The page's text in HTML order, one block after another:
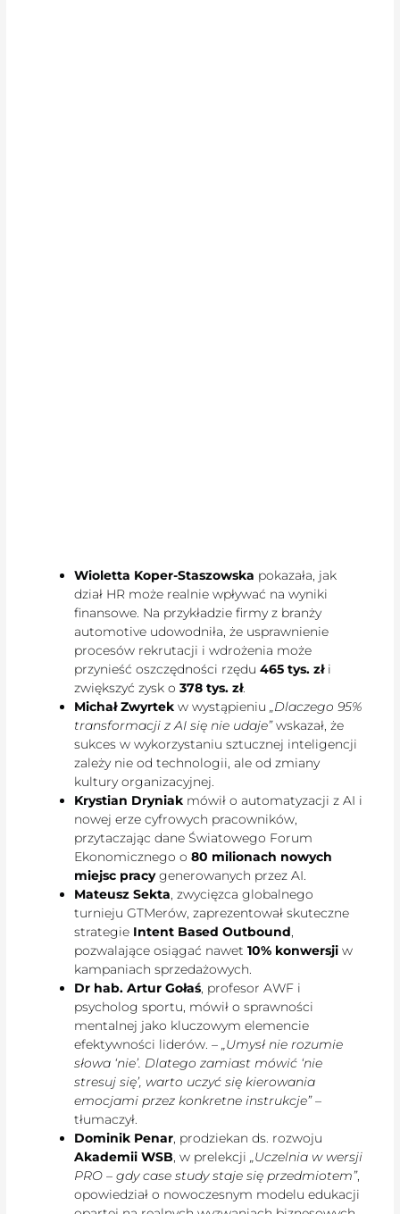
Wioletta Koper-Staszowska pokazała, jak
dział HR może realnie wpływać na wyniki
finansowe. Na przykładzie firmy z branży
automotive udowodniła, że usprawnienie
procesów rekrutacji i wdrożenia może
przynieść oszczędności rzędu465 tys. złi
zwiększyć zysk o378 tys. zł.
Michał Zwyrtek w wystąpieniu„Dlaczego 95%
transformacji z AI się nie udaje”wskazał, że
sukces w wykorzystaniu sztucznej inteligencji
zależy nie od technologii, ale od zmiany
kultury organizacyjnej.
Krystian Dryniak mówił o automatyzacji z AI i
nowej erze cyfrowych pracowników,
przytaczając dane Światowego Forum
Ekonomicznego o80 milionach nowych
miejsc pracygenerowanych przez AI.
Mateusz Sekta, zwycięzca globalnego
turnieju GTMerów, zaprezentował skuteczne
strategie Intent Based Outbound,
pozwalające osiągać nawet10% konwersji w
kampaniach sprzedażowych.
Dr hab. Artur Gołaś, profesor AWF i
psycholog sportu, mówił o sprawności
mentalnej jako kluczowym elemencie
efektywności liderów. –„Umysł nie rozumie
słowa ‘nie’. Dlatego zamiast mówić ‘nie
stresuj się’, warto uczyć się kierowania
emocjami przez konkretne instrukcje”–
tłumaczył.
Dominik Penar, prodziekan ds. rozwoju
Akademii WSB, w prelekcji„Uczelnia w wersji
PRO – gdy case study staje się przedmiotem”,
opowiedział o nowoczesnym modelu edukacji